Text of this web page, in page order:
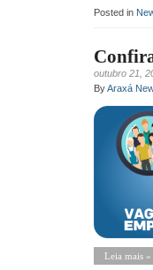
Posted in
outubro 21,
ByAraxá
Leia mais »